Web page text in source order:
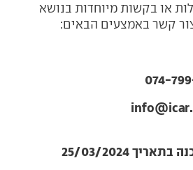
או בקשות מיוחדות בנושא
קשר באמצעים הבאים:
074-
בתאריך25/03/2024